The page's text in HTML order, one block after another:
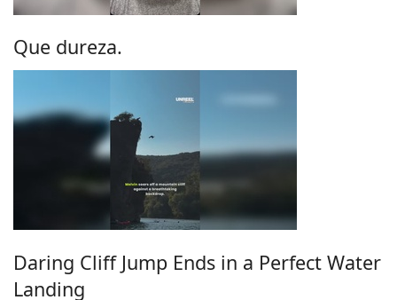
Que dureza.
Daring Cliff Jump Ends in a Perfect Water
Landing